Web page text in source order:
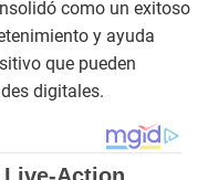
como un exitoso
y ayuda
que pueden
digitales.